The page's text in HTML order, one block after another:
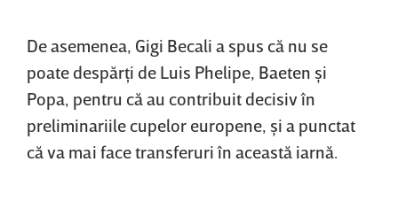
De asemenea, Gigi Becali a spus că nu se
poate despărţi de Luis Phelipe, Baeten şi
Popa, pentru că au contribuit decisiv în
preliminariile cupelor europene, şi a punctat
că va mai face transferuri în această iarnă.